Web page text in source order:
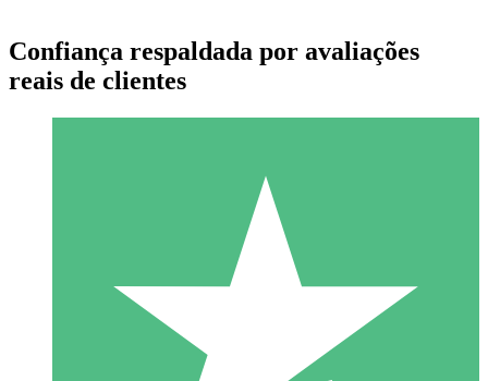
Pacotes de Créditos Individuais
Pague conforme o uso com créditos de download. Sem
Confiança respaldada por avaliações
reais de clientes